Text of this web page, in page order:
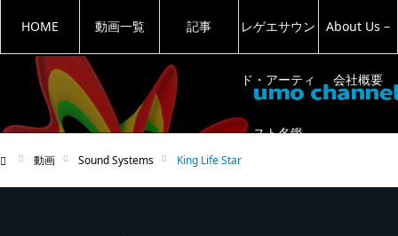
HOME 動画一覧 記事 レゲエサウン
ド・アーティ
スト名鑑
About Us –
会社概要
動画 Sound Systems King Life Star